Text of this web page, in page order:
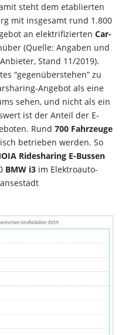
steht dem etablierten
mit insgesamt rund 1.800
an elektrifizierten Car-
(Quelle: Angaben und
Stand 11/2019).
“gegenüberstehen” zu
Angebot als eine
sehen, und nicht als ein
ist der Anteil der E-
Rund 700 Fahrzeuge
betrieben werden. So
Ridesharing E-Bussen
BMW i3 im Elektroauto-